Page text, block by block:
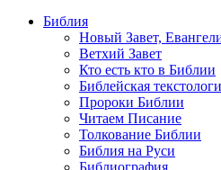
Библия
Новый Завет,
Ветхий Завет
Кто есть кто в Библии
Библейская
Пророки Библии
Читаем Писание
Толкование Библии
Библия на Руси